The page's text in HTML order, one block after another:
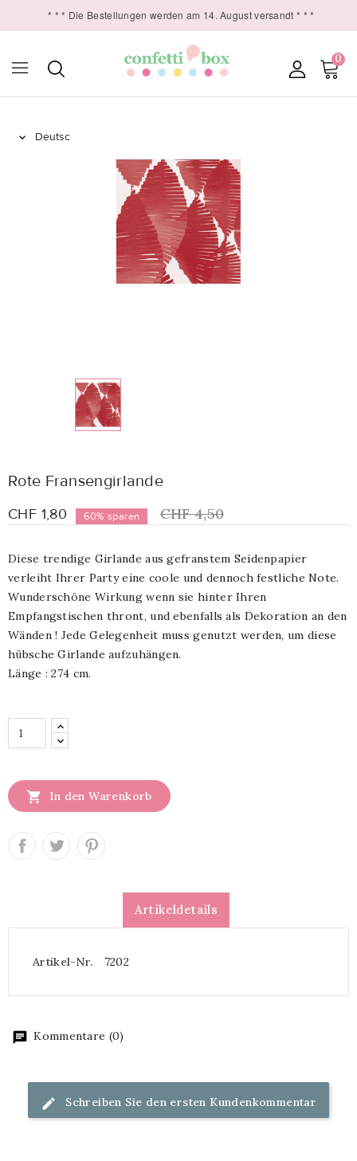
* * * Die Bestellungen werden am 14. August versandt * * *
0

Rote Fransengirlande
CHF 1,80 60% sparen CHF 4,50
Diese trendige Girlande aus gefranstem Seidenpapier
verleiht Ihrer Party eine coole und dennoch festliche Note.
Wunderschöne Wirkung wenn sie hinter Ihren
Empfangstischen thront, und ebenfalls als Dekoration an den
Wänden ! Jede Gelegenheit muss genutzt werden, um diese
hübsche Girlande aufzuhängen.
Länge : 274 cm.
 In den Warenkorb
Artikeldetails
Artikel-Nr. 7202
Kommentare (0)
Schreiben Sie den ersten Kundenkommentar